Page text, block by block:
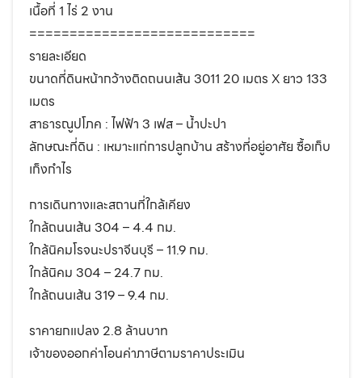
เนื้อที่ 1 ไร่ 2 งาน
============================
รายละเอียด
ขนาดที่ดินหน้ากว้างติดถนนเส้น 3011 20 เมตร X ยาว 133
เมตร
สาธารณูปโภค : ไฟฟ้า 3 เฟส – น้ำปะปา
ลักษณะที่ดิน : เหมาะแก่การปลูกบ้าน สร้างที่อยู่อาศัย ซื้อเก็บ
เก็งกำไร
การเดินทางและสถานที่ใกล้เคียง
ใกล้ถนนเส้น 304 – 4.4 กม.
ใกล้นิคมโรจนะปราจีนบุรี – 11.9 กม.
ใกล้นิคม 304 – 24.7 กม.
ใกล้ถนนเส้น 319 – 9.4 กม.
ราคายกแปลง 2.8 ล้านบาท
เจ้าของออกค่าโอนค่าภาษีตามราคาประเมิน